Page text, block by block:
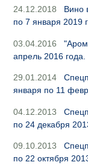
24.12.2018
Вино
по 7 января 2019
03.04.2016
апрель 2016 года.
29.01.2014
января по 11
04.12.2013
по 24 декабря
09.10.2013
по 22 октября